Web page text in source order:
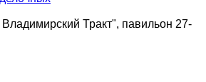
Владимирский Тракт", павильон 27-